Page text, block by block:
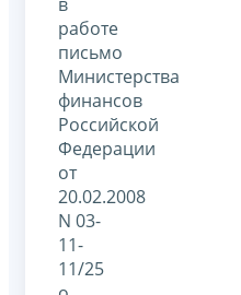
работе
письмо
Министерства
финансов
Российской
Федерации
от
20.02.2008
N 03-
11-
11/25